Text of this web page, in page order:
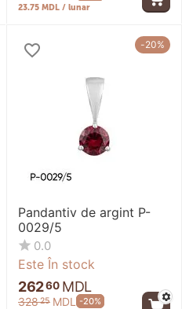
23.75 MDL / lunar
-20%
Pandantiv de argint P-
0029/5
0.0
Este În stock
26260 MDL
32825 MDL -20%